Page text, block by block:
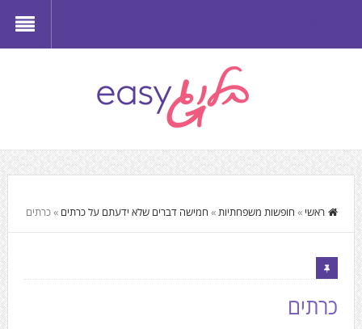
ראשי » חופשות משפחתיות» חמישה דברים שלא ידעתם על כרתים »כרתים
כרתים